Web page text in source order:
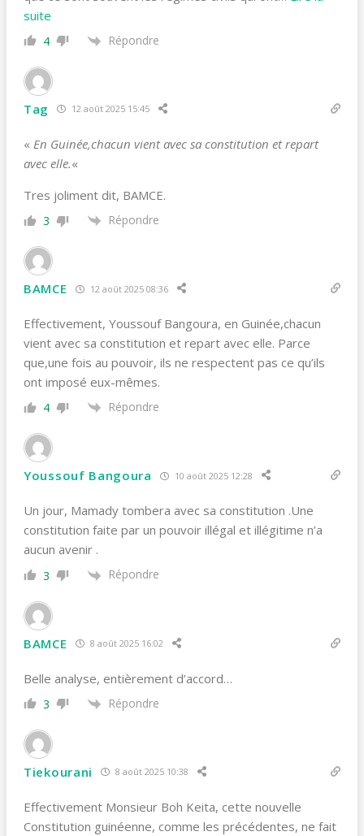
suite
4 Répondre
Tag 12 août 2025 15:45
« En Guinée,chacun vient avec sa constitution et repart
avec elle.«
Tres joliment dit, BAMCE.
3 Répondre
BAMCE 12 août 2025 08:36
Effectivement, Youssouf Bangoura, en Guinée,chacun
vient avec sa constitution et repart avec elle. Parce
que,une fois au pouvoir, ils ne respectent pas ce qu’ils
ont imposé eux-mêmes.
4 Répondre
Youssouf Bangoura 10 août 2025 12:28
Un jour, Mamady tombera avec sa constitution .Une
constitution faite par un pouvoir illégal et illégitime n’a
aucun avenir .
3 Répondre
BAMCE 8 août 2025 16:02
Belle analyse, entièrement d’accord…
3 Répondre
Tiekourani 8 août 2025 10:38
Effectivement Monsieur Boh Keita, cette nouvelle
Constitution guinéenne, comme les précédentes, ne fait